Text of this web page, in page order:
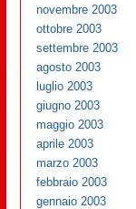
novembre 2003
ottobre 2003
settembre 2003
agosto 2003
luglio 2003
giugno 2003
maggio 2003
aprile 2003
marzo 2003
febbraio 2003
gennaio 2003